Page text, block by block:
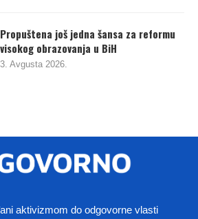
Propuštena još jedna šansa za reformu
visokog obrazovanja u BiH
3. Avgusta 2026.
aktivizmom do odgovorne vlasti